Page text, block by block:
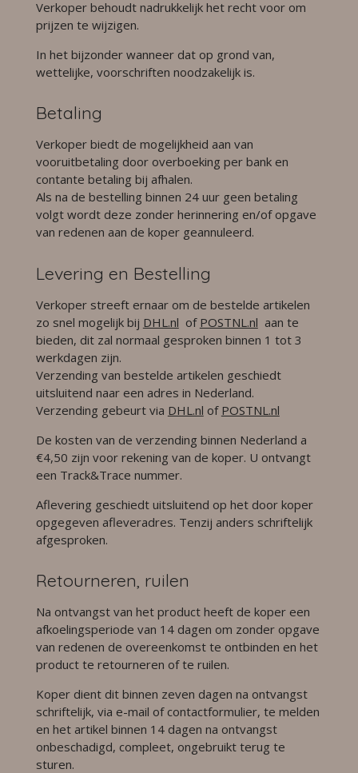
Verkoper behoudt nadrukkelijk het recht voor om
prijzen te wijzigen.
In het bijzonder wanneer dat op grond van,
wettelijke, voorschriften noodzakelijk is.
Betaling
Verkoper biedt de mogelijkheid aan van
vooruitbetaling door overboeking per bank en
contante betaling bij afhalen.
Als na de bestelling binnen 24 uur geen betaling
volgt wordt deze zonder herinnering en/of opgave
van redenen aan de koper geannuleerd.
Levering en Bestelling
Verkoper streeft ernaar om de bestelde artikelen
zo snel mogelijk bij DHL.nl of POSTNL.nl aan te
bieden, dit zal normaal gesproken binnen 1 tot 3
werkdagen zijn.
Verzending van bestelde artikelen geschiedt
uitsluitend naar een adres in Nederland.
Verzending gebeurt via DHL.nl of POSTNL.nl
De kosten van de verzending binnen Nederland a
€4,50 zijn voor rekening van de koper. U ontvangt
een Track&Trace nummer.
Aflevering geschiedt uitsluitend op het door koper
opgegeven afleveradres. Tenzij anders schriftelijk
afgesproken.
Retourneren, ruilen
Na ontvangst van het product heeft de koper een
afkoelingsperiode van 14 dagen om zonder opgave
van redenen de overeenkomst te ontbinden en het
product te retourneren of te ruilen.
Koper dient dit binnen zeven dagen na ontvangst
schriftelijk, via e-mail of contactformulier, te melden
en het artikel binnen 14 dagen na ontvangst
onbeschadigd, compleet, ongebruikt terug te
sturen.